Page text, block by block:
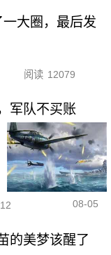
大圈，最后发
阅读 12079
军队不买账
08-05
的美梦该醒了